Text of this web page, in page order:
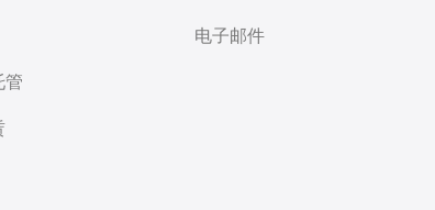
管
电子邮件